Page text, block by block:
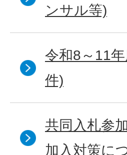
ンサル等)
令和8～11
件)
共同入札参
加入対策に